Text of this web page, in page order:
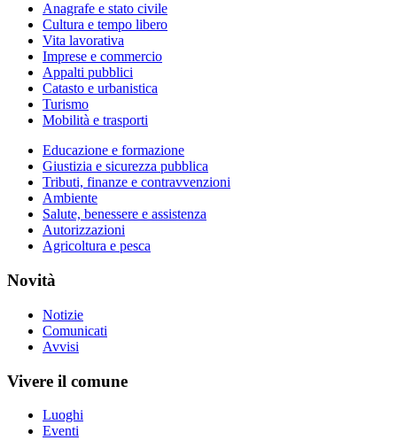
Anagrafe e stato civile
Cultura e tempo libero
Vita lavorativa
Imprese e commercio
Appalti pubblici
Catasto e urbanistica
Turismo
Mobilità e trasporti
Educazione e formazione
Giustizia e sicurezza pubblica
Tributi, finanze e contravvenzioni
Ambiente
Salute, benessere e assistenza
Autorizzazioni
Agricoltura e pesca
Novità
Notizie
Comunicati
Avvisi
Vivere il comune
Luoghi
Eventi